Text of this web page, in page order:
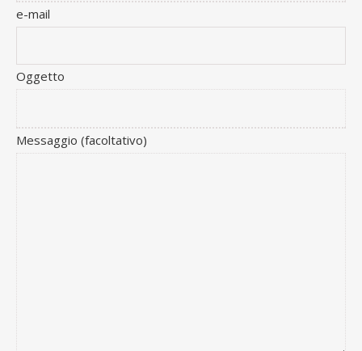
e-mail
Oggetto
Messaggio (facoltativo)